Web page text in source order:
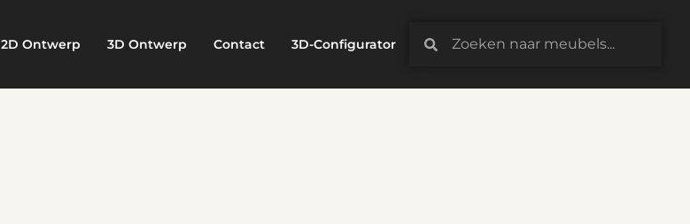
2D Ontwerp 3D Ontwerp Contact 3D-Configurator